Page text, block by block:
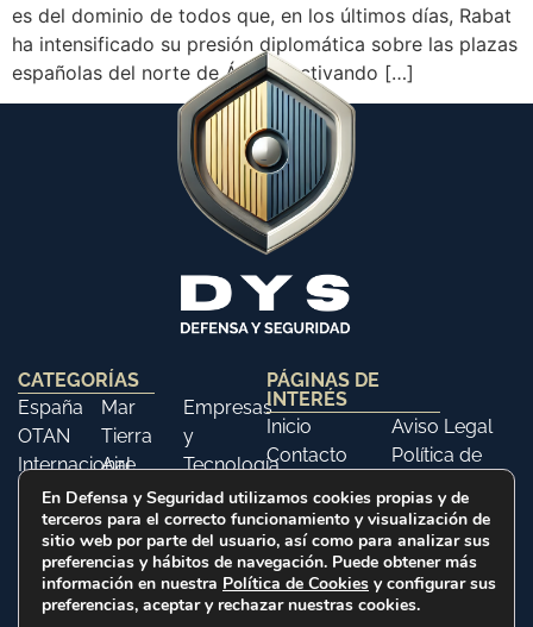
es del dominio de todos que, en los últimos días, Rabat
ha intensificado su presión diplomática sobre las plazas
españolas del norte de África, activando […]
CATEGORÍAS
España
OTAN
Internacional
Opinión
Mar
Tierra
Aire
Libros
Empresas
y
Tecnología
Ferias y
Eventos
Historia
PÁGINAS DE
INTERÉS
Inicio
Contacto
Aviso Legal
Política de
Política de
Cookies
En Defensa y Seguridad utilizamos cookies propias y de
terceros para el correcto funcionamiento y visualización de
sitio web por parte del usuario, así como para analizar sus
preferencias y hábitos de navegación. Puede obtener más
información en nuestra Política de Cookies y configurar sus
preferencias, aceptar y rechazar nuestras cookies.